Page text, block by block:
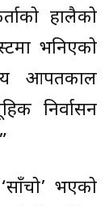
हालैको
भनिएको
आपतकाल
निर्वासन
भएको